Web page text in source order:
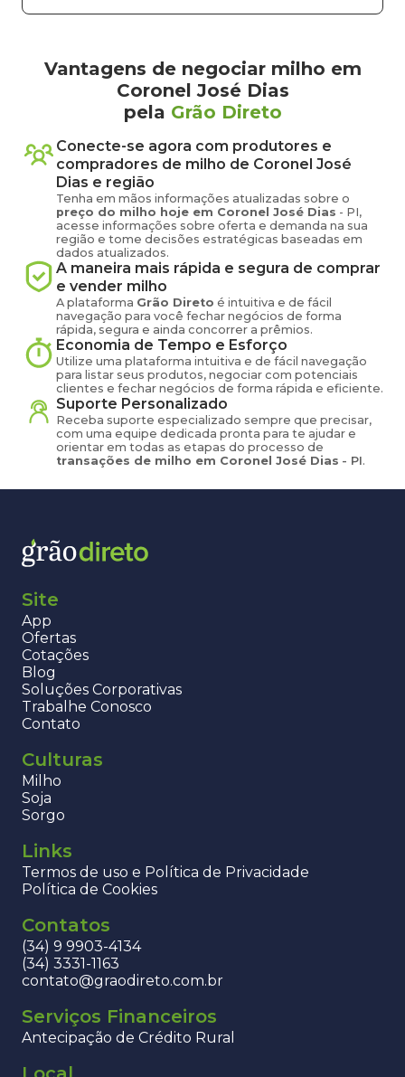
Vantagens de negociar milho em
Coronel José Dias
pela Grão Direto
Conecte-se agora com produtores e
compradores de milho de Coronel José
Dias e região
Tenha em mãos informações atualizadas sobre o
preço do milho hoje em Coronel José Dias - PI,
acesse informações sobre oferta e demanda na sua
região e tome decisões estratégicas baseadas em
dados atualizados.
A maneira mais rápida e segura de comprar
e vender milho
A plataforma Grão Direto é intuitiva e de fácil
navegação para você fechar negócios de forma
rápida, segura e ainda concorrer a prêmios.
Economia de Tempo e Esforço
Utilize uma plataforma intuitiva e de fácil navegação
para listar seus produtos, negociar com potenciais
clientes e fechar negócios de forma rápida e eficiente.
Suporte Personalizado
Receba suporte especializado sempre que precisar,
com uma equipe dedicada pronta para te ajudar e
orientar em todas as etapas do processo de
transações de milho em Coronel José Dias - PI.
Site
App
Ofertas
Cotações
Blog
Soluções Corporativas
Trabalhe Conosco
Contato
Culturas
Milho
Soja
Sorgo
Links
Termos de uso e Política de Privacidade
Política de Cookies
Contatos
(34) 9 9903-4134
(34) 3331-1163
contato@graodireto.com.br
Serviços Financeiros
Antecipação de Crédito Rural